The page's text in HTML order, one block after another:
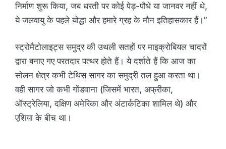
निर्माण शुरू किया, जब धरती पर कोई पेड़-पौधे या जानवर नहीं थे,
ये जलवायु के पहले योद्धा और हमारे ग्रह के मौन इतिहासकार हैं।”
स्ट्रोमैटोलाइट्स समुद्र की उथली सतहों पर माइक्रोबियल चादरों
द्वारा बनाए गए परतदार पत्थर होते हैं। ये दर्शाते हैं कि आज का
सोलन क्षेत्र कभी टेथिस सागर का समुद्री तल हुआ करता था।
वही सागर जो कभी गोंडवाना (जिसमें भारत, अफ्रीका,
ऑस्ट्रेलिया, दक्षिण अमेरिका और अंटार्कटिका शामिल थे) और
एशिया के बीच था।